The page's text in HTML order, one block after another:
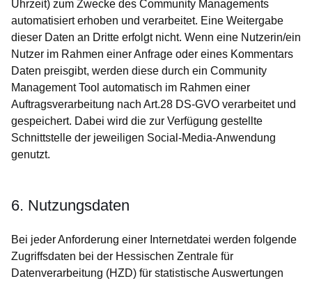
Uhrzeit) zum Zwecke des Community Managements
automatisiert erhoben und verarbeitet. Eine Weitergabe
dieser Daten an Dritte erfolgt nicht. Wenn eine Nutzerin/ein
Nutzer im Rahmen einer Anfrage oder eines Kommentars
Daten preisgibt, werden diese durch ein Community
Management Tool automatisch im Rahmen einer
Auftragsverarbeitung nach Art.28 DS-GVO verarbeitet und
gespeichert. Dabei wird die zur Verfügung gestellte
Schnittstelle der jeweiligen Social-Media-Anwendung
genutzt.
6. Nutzungsdaten
Bei jeder Anforderung einer Internetdatei werden folgende
Zugriffsdaten bei der Hessischen Zentrale für
Datenverarbeitung (HZD) für statistische Auswertungen